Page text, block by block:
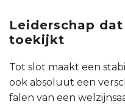
Leiderschap
toekijkt
Tot slot maakt een
ook absoluut een
falen van een